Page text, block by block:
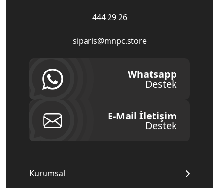
444 29 26
siparis@mnpc.store
Whatsapp
Destek
E-Mail İletişim
Destek
Kurumsal